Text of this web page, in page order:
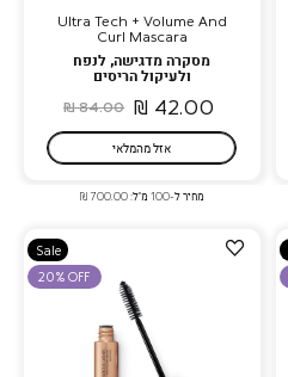
Ultra Tech + Volume And
Curl Mascara
מסקרה מדגישה, לנפח
ולעיקול הריסים
42.00 ₪
84.00 ₪
אזל מהמלאי
מחיר ל-100 מ”ל: 700.00 ₪
הוספה
Sale
20% OFF